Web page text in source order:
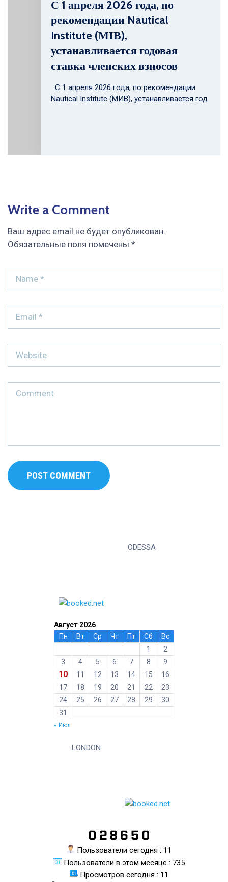
С 1 апреля 2026 года, по
рекомендации Nautical
Institute (МІВ),
устанавливается годовая
ставка членских взносов
С 1 апреля 2026 года, по рекомендации
Nautical Institute (МИВ), устанавливается год
Write a Comment
Ваш адрес email не будет опубликован.
Обязательные поля помечены *
ODESSA
Август 2026
Пн
Вт Ср Чт Пт Сб
Вс
1
2
3
4 5 6 7 8 9
10 11 12 13 14 15
16
17
18 19 20 21 22
23
24
25 26 27 28 29
30
31
« Июл
LONDON
Пользователи сегодня : 11
Пользователи в этом месяце : 735
Просмотров сегодня : 11